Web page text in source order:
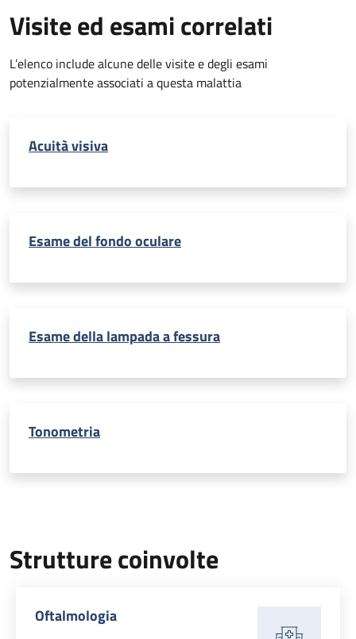
Visite ed esami correlati
L’elenco include alcune delle visite e degli esami
potenzialmente associati a questa malattia
Acuità visiva
Esame del fondo oculare
Esame della lampada a fessura
Tonometria
Strutture coinvolte
Oftalmologia